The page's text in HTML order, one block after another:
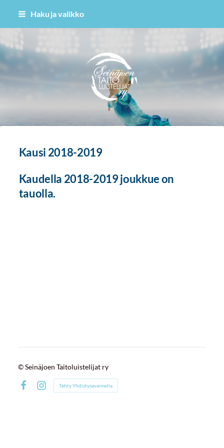
Siirry
Haku ja valikko
Seinäjoen Taitoluistelijat ry
Kausi 2018-2019
Kaudella 2018-2019 joukkue on
tauolla.
©Seinäjoen Taitoluistelijat ry
Instagram
Tehty Yhdistysavaimella